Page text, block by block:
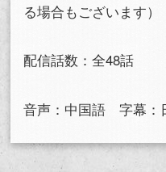
る場合もございます）
配信話数：全48話
音声：中国語 字幕：